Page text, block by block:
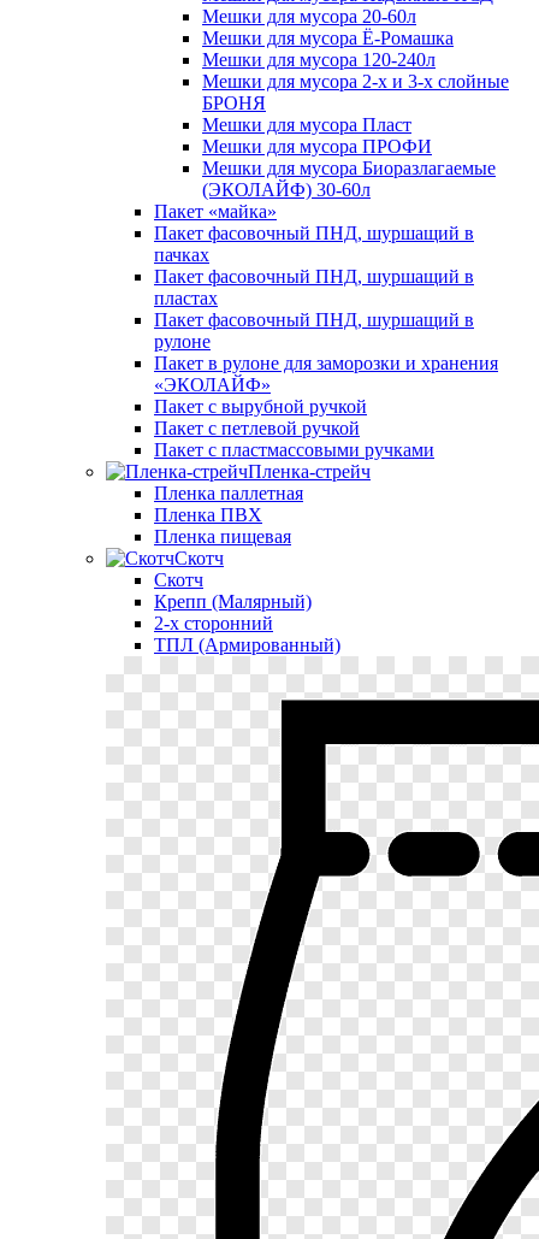
Мешки для мусора 20-60л
Мешки для мусора Ё-Ромашка
Мешки для мусора 120-240л
Мешки для мусора 2-х и 3-х слойные
БРОНЯ
Мешки для мусора Пласт
Мешки для мусора ПРОФИ
Мешки для мусора Биоразлагаемые
(ЭКОЛАЙФ) 30-60л
Пакет «майка»
Пакет фасовочный ПНД, шуршащий в
пачках
Пакет фасовочный ПНД, шуршащий в
пластах
Пакет фасовочный ПНД, шуршащий в
рулоне
Пакет в рулоне для заморозки и хранения
«ЭКОЛАЙФ»
Пакет с вырубной ручкой
Пакет с петлевой ручкой
Пакет с пластмассовыми ручками
Пленка-стрейч
Пленка паллетная
Пленка ПВХ
Пленка пищевая
Скотч
Скотч
Крепп (Малярный)
2-х сторонний
ТПЛ (Армированный)